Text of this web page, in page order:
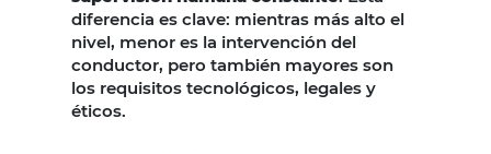
diferencia es clave: mientras más alto el
nivel, menor es la intervención del
conductor, pero también mayores son
los requisitos tecnológicos, legales y
éticos.